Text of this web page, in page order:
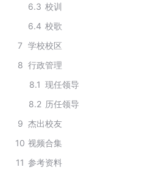
6.3 校训
6.4 校歌
7 学校校区
8 行政管理
8.1 现任领导
8.2 历任领导
9 杰出校友
10 视频合集
11 参考资料